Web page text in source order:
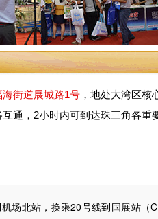
街道展城路1号，地处大湾区核
通，2小时内可到达珠三角各重
场北站，换乘20号线到国展站（